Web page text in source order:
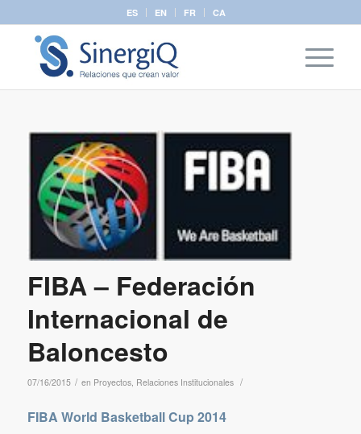
ES EN FR CA
FIBA – Federación
Internacional de
Baloncesto
07/16/2015 / en Proyectos, Relaciones Institucionales /
FIBA World Basketball Cup 2014